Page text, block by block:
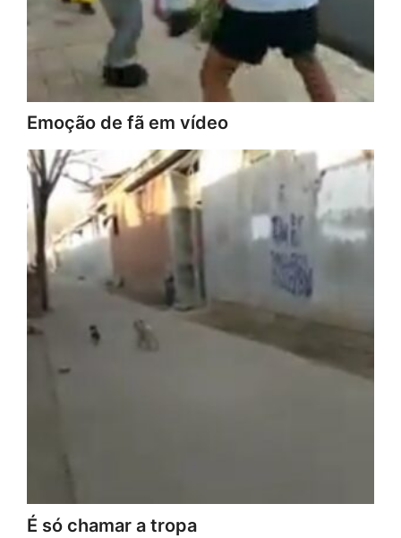
Emoção de fã em vídeo
É só chamar a tropa